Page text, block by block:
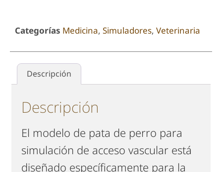
Categorías Medicina, Simuladores, Veterinaria
Descripción
Descripción
El modelo de pata de perro para
simulación de acceso vascular está
diseñado específicamente para la